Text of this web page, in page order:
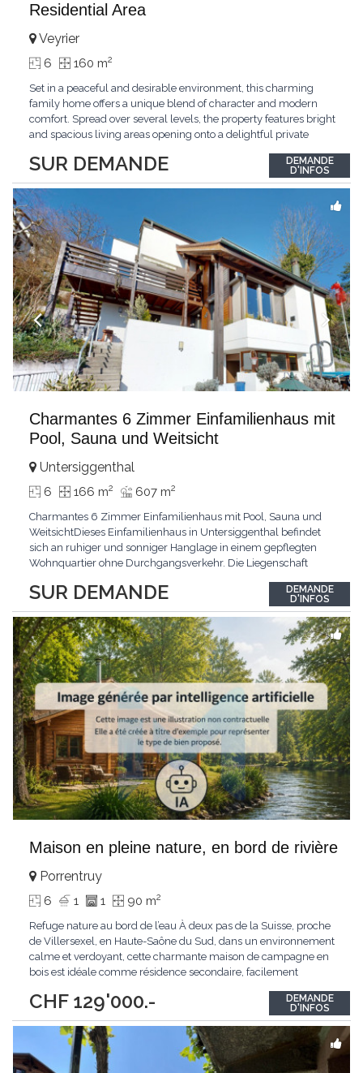
Residential Area
SUR DEMANDE
Veyrier
6 160 m2
Set in a peaceful and desirable environment, this charming
family home offers a unique blend of character and modern
comfort. Spread over several levels, the property features bright
and spacious living areas opening onto a delightful private
architecture and warm atmosphere make it a particularly
appealing residence. Ideally located...
DEMANDE
D'INFOS
Charmantes 6 Zimmer Einfamilienhaus mit
Pool, Sauna und Weitsicht
SUR DEMANDE
Untersiggenthal
6 166 m2 607 m2
Charmantes 6 Zimmer Einfamilienhaus mit Pool, Sauna und
WeitsichtDieses Einfamilienhaus in Untersiggenthal befindet
sich an ruhiger und sonniger Hanglage in einem gepflegten
Wohnquartier ohne Durchgangsverkehr. Die Liegenschaft
Nebenflächen sowie attraktive Freizeitmöglichkeiten mit Sauna
und eigenem Aussenpool. Das Haus wurde ursprünglich...
DEMANDE
D'INFOS
Maison en pleine nature, en bord de rivière
CHF 129'000.-
Porrentruy
6 1 1 90 m2
Refuge nature au bord de l’eau À deux pas de la Suisse, proche
de Villersexel, en Haute-Saône du Sud, dans un environnement
calme et verdoyant, cette charmante maison de campagne en
bois est idéale comme résidence secondaire, facilement
magnifique terrain plat, privatif et entièrement clôturé de plus
de 2’800 m², la propriété...
DEMANDE
D'INFOS